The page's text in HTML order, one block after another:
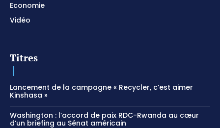
Economie
Vidéo
Titres
Lancement de la campagne « Recycler, c’est aimer
Kinshasa »
Washington : l’accord de paix RDC-Rwanda au cœur
d’un briefing au Sénat américain